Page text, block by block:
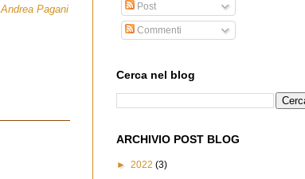
Andrea Pagani Post
Commenti
Cerca nel blog
ARCHIVIO POST BLOG
► 2022 (3)